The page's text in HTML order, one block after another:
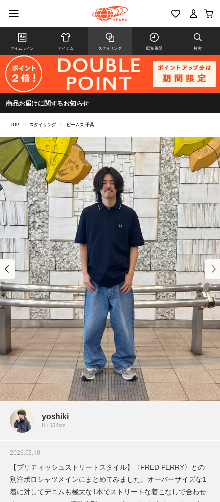
タイムライン アイテム スタイリング 閲覧履歴 検索
商品お届けに関するお知らせ
TOP > スタイリング > ビームス 千葉
yoshiki
H：174cm
2026.05.10
【ブリティッシュストリートスタイル】〈FRED PERRY〉との
別注ポロシャツメインにまとめてみました。オーバーサイズな1
着に対してデニムも極太な1本でストリートな着こなしで合わせ